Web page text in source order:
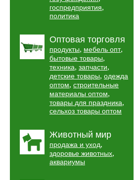
госпредприятия,
политика
Оптовая торговля
продукты, мебель опт,
бытовые товары,
техника, запчасти,
детские товары, одежда
оптом, строительные
материалы оптом,
товары для праздника,
сельхоз товары оптом
Животный мир
продажа и уход,
здоровье животных,
аквариумы